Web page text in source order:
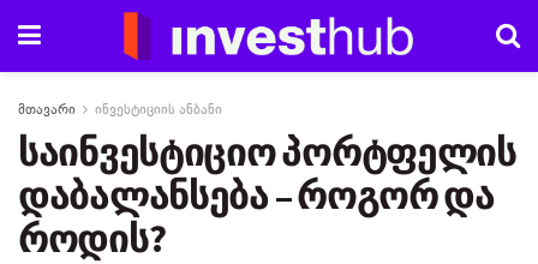
მთავარი ინვესტიციის ანბანი
საინვესტიციო პორტფელის
დაბალანსება – როგორ და
როდის?